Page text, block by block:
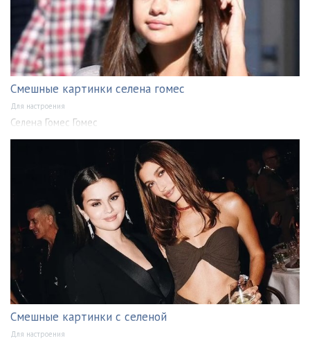
Смешные картинки селена гомес
Для настроения
Селена Гомес Гомес
Смешные картинки с селеной
Для настроения